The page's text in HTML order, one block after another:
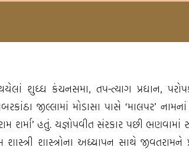
શુધ્ધ કંચનસમા, તપ-ત્યાગ પ્રધાન,
જીલ્લામાં મોડાસા પાસે ‘માલપર’
શર્મા’ હતું. યજ્ઞોપવીત સંસ્કાર પછી ભણવામાં
શાસ્ત્રોના અધ્યાપન સાથે